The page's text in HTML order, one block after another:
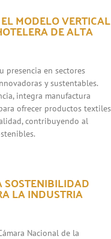
MODELO VERTICAL
DE ALTA
presencia en sectores
y sustentables.
integra manufactura
ofrecer productos textiles
contribuyendo al
LA INDUSTRIA
Nacional de la